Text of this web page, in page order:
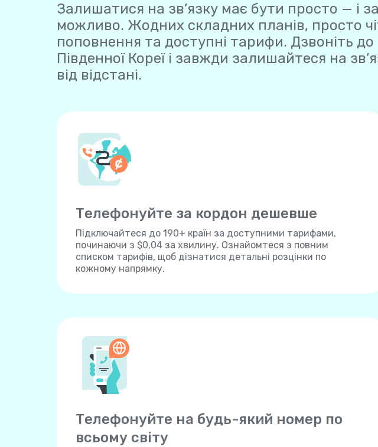
Залишатися на зв’язку має бути просто — і
можливо. Жодних складних планів, просто
поповнення та доступні тарифи. Дзвоніть до
Південної Кореї і завжди залишайтеся на
від відстані.
Телефонуйте за кордон дешевше
Підключайтеся до 190+ країн за доступними тарифами,
починаючи з $0,04 за хвилину. Ознайомтеся з повним
списком тарифів, щоб дізнатися детальні розцінки по
кожному напрямку.
Телефонуйте на будь-який номер по
всьому світу